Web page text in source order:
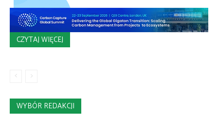
CZYTAJ WIĘCEJ
WYBÓR REDAKCJI